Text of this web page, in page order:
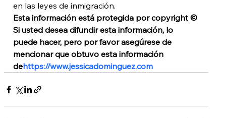
en las leyes de inmigración.
Esta información está protegida por copyright ©
Si usted desea difundir esta información, lo
puede hacer, pero por favor asegúrese de
mencionar que obtuvo esta información
dehttps://www.jessicadominguez.com